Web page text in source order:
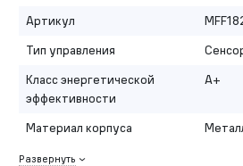
Артикул
Тип управления
Класс энергетической
эффективности
A+
Материал корпуса
Развернуть